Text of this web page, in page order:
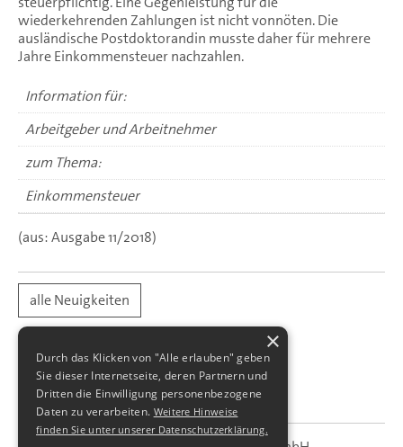
wiederkehrenden Zahlungen ist nicht vonnöten. Die
ausländische Postdoktorandin musste daher für mehrere
Jahre Einkommensteuer nachzahlen.
Information für:
Arbeitgeber und Arbeitnehmer
zum Thema:
Einkommensteuer
(aus: Ausgabe 11/2018)
alle Neuigkeiten
×
Durch das Klicken von "Alle erlauben" geben
Sie dieser Internetseite, deren Partnern und
Dritten die Einwilligung personenbezogene
Daten zu verarbeiten. Weitere Hinweise
finden Sie unter unserer Datenschutzerklärung.